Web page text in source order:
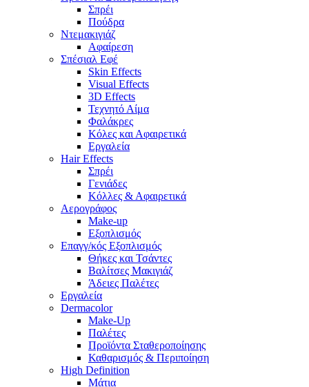
Σπρέι
Πούδρα
Ντεμακιγιάζ
Αφαίρεση
Σπέσιαλ Εφέ
Skin Effects
Visual Effects
3D Effects
Τεχνητό Αίμα
Φαλάκρες
Κόλες και Αφαιρετικά
Εργαλεία
Hair Effects
Σπρέι
Γενιάδες
Κόλλες & Αφαιρετικά
Αερογράφος
Make-up
Εξοπλισμός
Επαγγ/κός Εξοπλισμός
Θήκες και Τσάντες
Βαλίτσες Μακιγιάζ
Άδειες Παλέτες
Εργαλεία
Dermacolor
Make-Up
Παλέτες
Προϊόντα Σταθεροποίησης
Καθαρισμός & Περιποίηση
High Definition
Μάτια